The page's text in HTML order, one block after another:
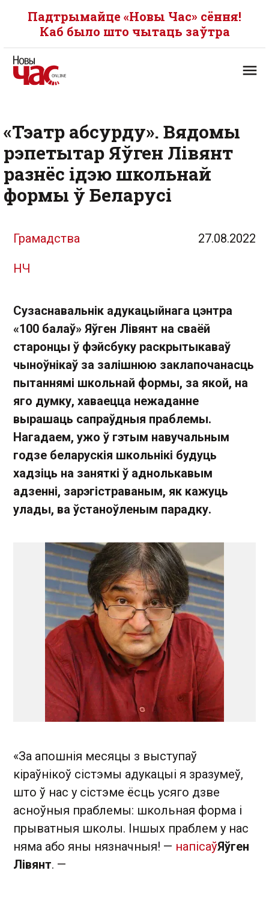
Падтрымайце «Новы Час» сёння!
Каб было што чытаць заўтра
«Тэатр абсурду». Вядомы
рэпетытар Яўген Лівянт
разнёс ідэю школьнай
формы ў Беларусі
Грамадства 27.08.2022
НЧ
Сузаснавальнік адукацыйнага цэнтра
«100 балаў» Яўген Лівянт на сваёй
старонцы ў фэйсбуку раскрытыкаваў
чыноўнікаў за залішнюю заклапочанасць
пытаннямі школьнай формы, за якой, на
яго думку, хаваецца нежаданне
вырашаць сапраўдныя праблемы.
Нагадаем, ужо ў гэтым навучальным
годзе беларускія школьнікі будуць
хадзіць на заняткі ў аднолькавым
адзенні, зарэгістраваным, як кажуць
улады, ва ўстаноўленым парадку.
«За апошнія месяцы з выступаў
кіраўнікоў сістэмы адукацыі я зразумеў,
што ў нас у сістэме ёсць усяго дзве
асноўныя праблемы: школьная форма і
прыватныя школы. Іншых праблем у нас
няма або яны нязначныя! — напісаўЯўген
Лівянт. —